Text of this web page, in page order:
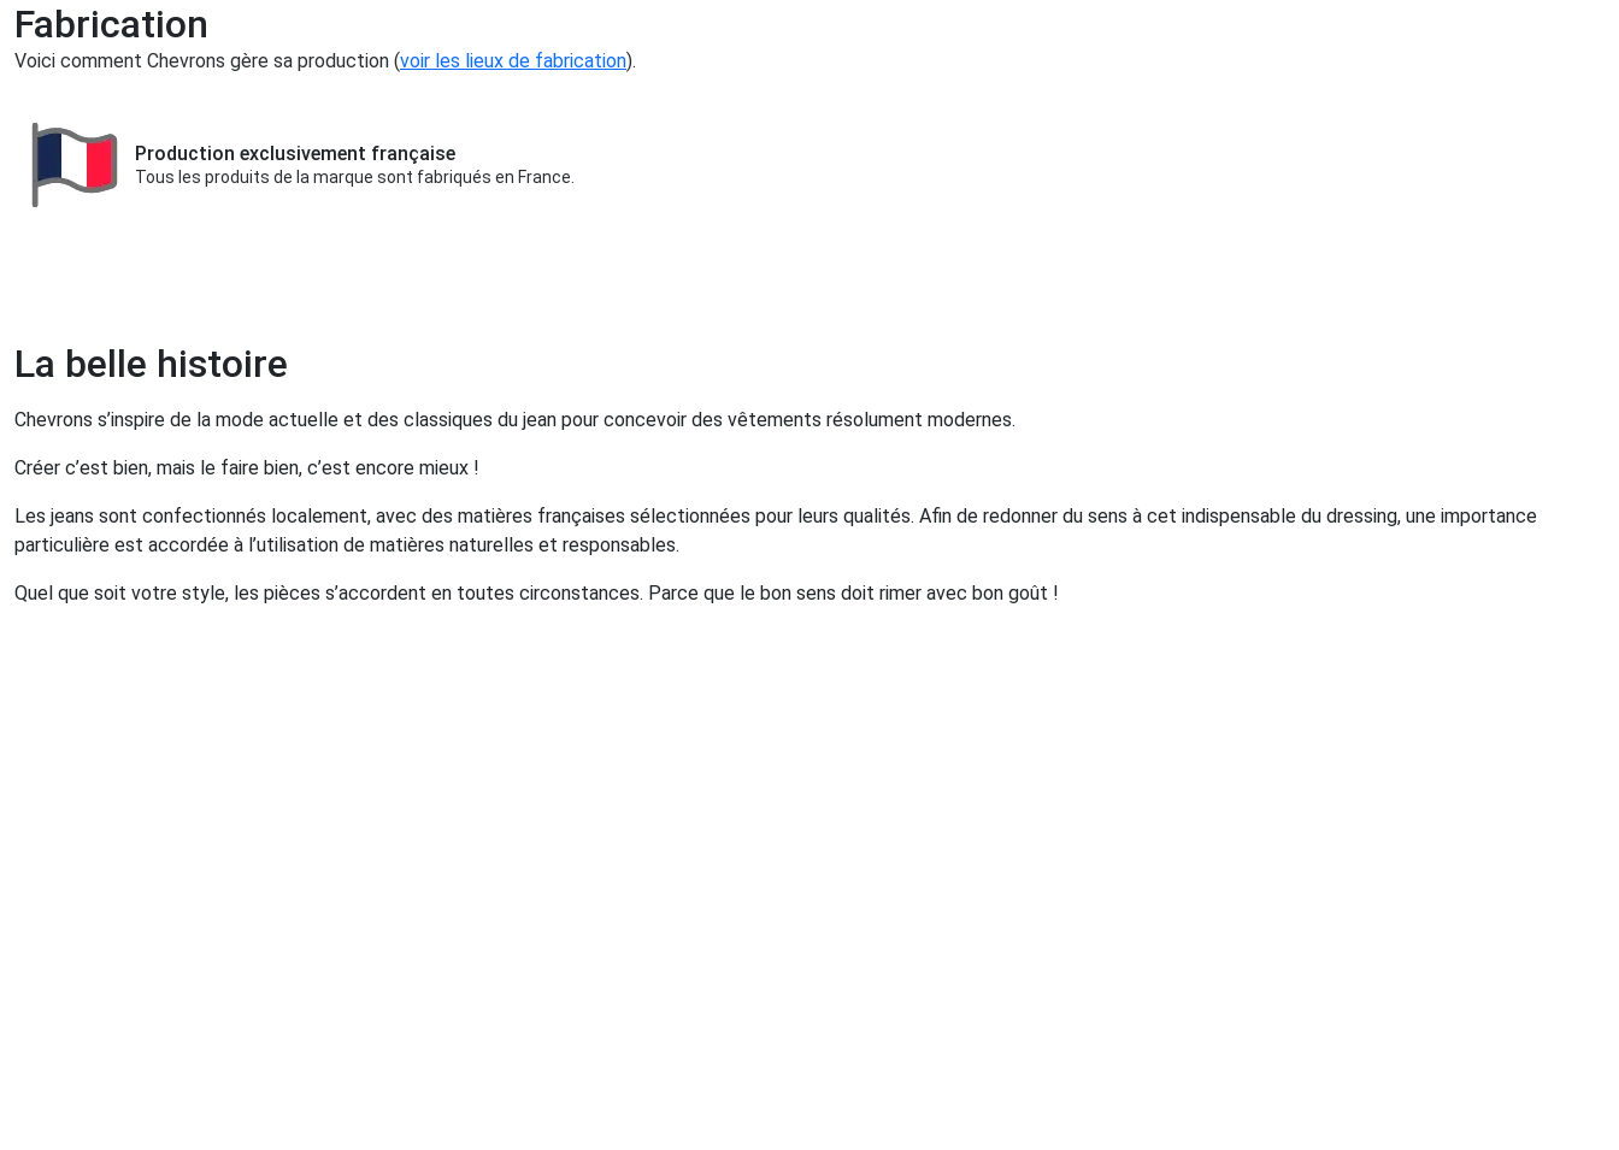
Fabrication
Voici comment Chevrons gère sa production (voir les lieux de fabrication).
Production exclusivement française
Tous les produits de la marque sont fabriqués en France.
La belle histoire
Chevrons s’inspire de la mode actuelle et des classiques du jean pour concevoir des vêtements résolument modernes.
Créer c’est bien, mais le faire bien, c’est encore mieux !
Les jeans sont confectionnés localement, avec des matières françaises sélectionnées pour leurs qualités. Afin de redonner du sens à cet indispensable du dressing, une importance
particulière est accordée à l’utilisation de matières naturelles et responsables.
Quel que soit votre style, les pièces s’accordent en toutes circonstances. Parce que le bon sens doit rimer avec bon goût !